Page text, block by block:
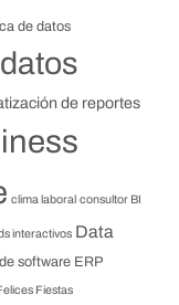
de datos
de reportes
clima laboral consultor BI
interactivos Data
software ERP
Fiestas